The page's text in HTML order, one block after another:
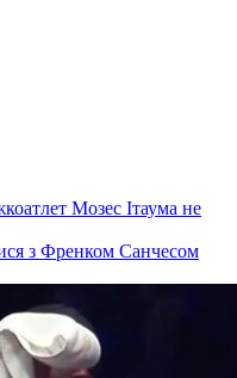
з Френком Санчесом